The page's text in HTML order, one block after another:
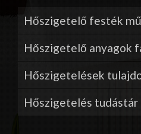
Hőszigetelő festék
Hőszigetelő anyagok
Hőszigetelések
Hőszigetelés tudástár